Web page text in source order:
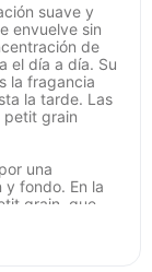
suave y
envuelve sin
de
el día a día. Su
la fragancia
la tarde. Las
petit grain
una
fondo. En la
grain, que
nardos
añade